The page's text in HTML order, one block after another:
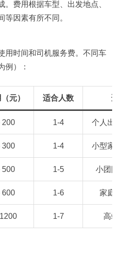
。费用根据车型、出发地点、
等因素有所不同。
用时间和司机服务费。不同车
例）：
元） 适合人数
200 1-4 个人出
300 1-4 小型家
500 1-5 小团
600 1-6 家庭
1-7 高